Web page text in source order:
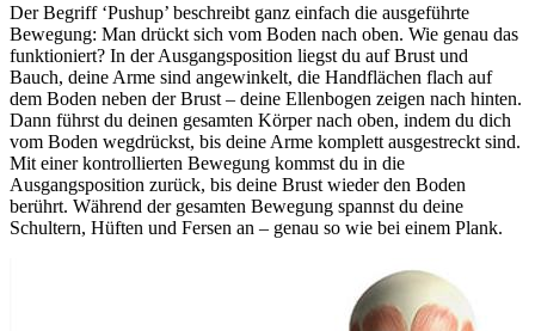
Der Begriff ‘Pushup’ beschreibt ganz einfach die ausgeführte
Bewegung: Man drückt sich vom Boden nach oben. Wie genau das
funktioniert? In der Ausgangsposition liegst du auf Brust und
Bauch, deine Arme sind angewinkelt, die Handflächen flach auf
dem Boden neben der Brust – deine Ellenbogen zeigen nach hinten.
Dann führst du deinen gesamten Körper nach oben, indem du dich
vom Boden wegdrückst, bis deine Arme komplett ausgestreckt sind.
Mit einer kontrollierten Bewegung kommst du in die
Ausgangsposition zurück, bis deine Brust wieder den Boden
berührt. Während der gesamten Bewegung spannst du deine
Schultern, Hüften und Fersen an – genau so wie bei einem Plank.